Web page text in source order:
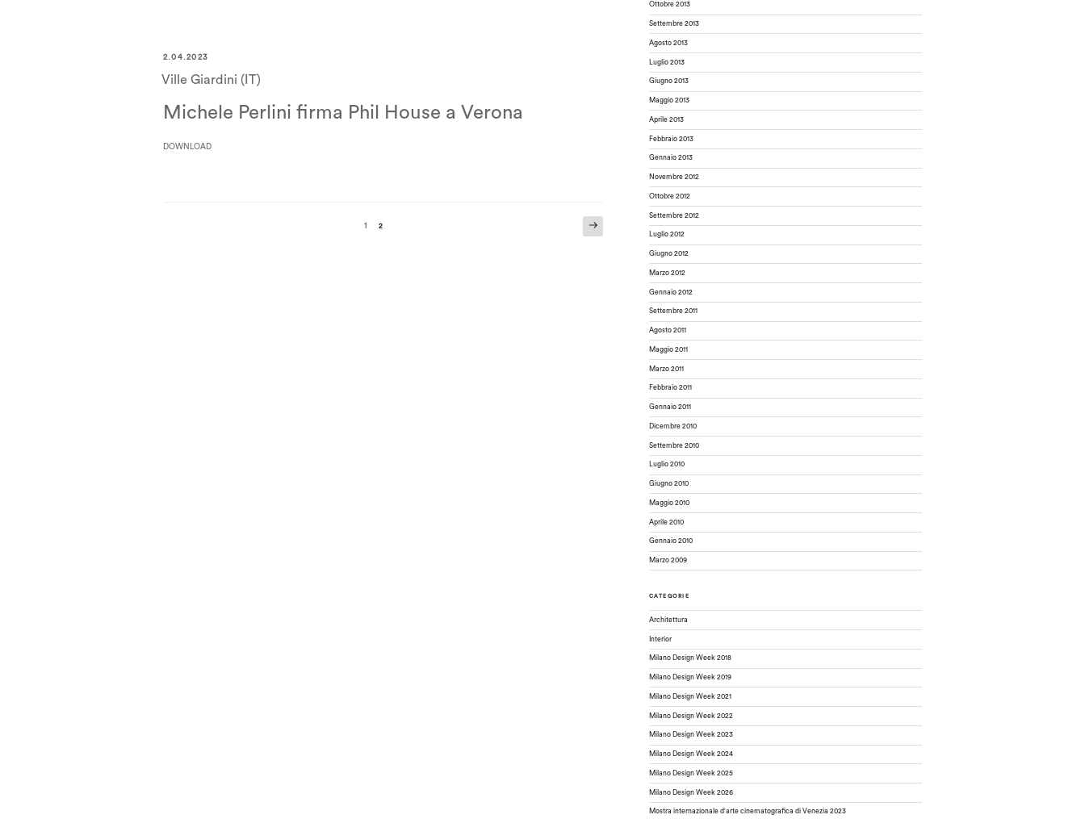
Biophilic
Home”
2.04.2023
Ville Giardini (IT)
Michele Perlini firma Phil House a Verona
DOWNLOAD
Pagina
1 Pagina
2
Pagina
successiva
Ottobre 2013
Settembre 2013
Agosto 2013
Luglio 2013
Giugno 2013
Maggio 2013
Aprile 2013
Febbraio 2013
Gennaio 2013
Novembre 2012
Ottobre 2012
Settembre 2012
Luglio 2012
Giugno 2012
Marzo 2012
Gennaio 2012
Settembre 2011
Agosto 2011
Maggio 2011
Marzo 2011
Febbraio 2011
Gennaio 2011
Dicembre 2010
Settembre 2010
Luglio 2010
Giugno 2010
Maggio 2010
Aprile 2010
Gennaio 2010
Marzo 2009
CATEGORIE
Architettura
Interior
Milano Design Week 2018
Milano Design Week 2019
Milano Design Week 2021
Milano Design Week 2022
Milano Design Week 2023
Milano Design Week 2024
Milano Design Week 2025
Milano Design Week 2026
Mostra internazionale d'arte cinematografica di Venezia 2023